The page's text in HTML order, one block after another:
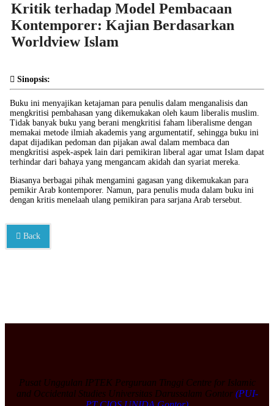
Kritik terhadap Model Pembacaan
Kontemporer: Kajian Berdasarkan
Worldview Islam
Sinopsis:
Buku ini menyajikan ketajaman para penulis dalam menganalisis dan
mengkritisi pembahasan yang dikemukakan oleh kaum liberalis muslim.
Tidak banyak buku yang berani mengkritisi faham liberalisme dengan
memakai metode ilmiah akademis yang argumentatif, sehingga buku ini
dapat dijadikan pedoman dan pijakan awal dalam membaca dan
mengkritisi aspek-aspek lain dari pemikiran liberal agar umat Islam dapat
terhindar dari bahaya yang mengancam akidah dan syariat mereka.
Biasanya berbagai pihak mengamini gagasan yang dikemukakan para
pemikir Arab kontemporer. Namun, para penulis muda dalam buku ini
dengan kritis menelaah ulang pemikiran para sarjana Arab tersebut.
Back
Pusat Unggulan IPTEK Perguruan Tinggi Centre for Islamic
and Occidental Studies Universitas Darussalam Gontor (PUI-